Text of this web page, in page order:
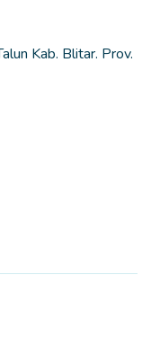
Kab. Blitar. Prov.